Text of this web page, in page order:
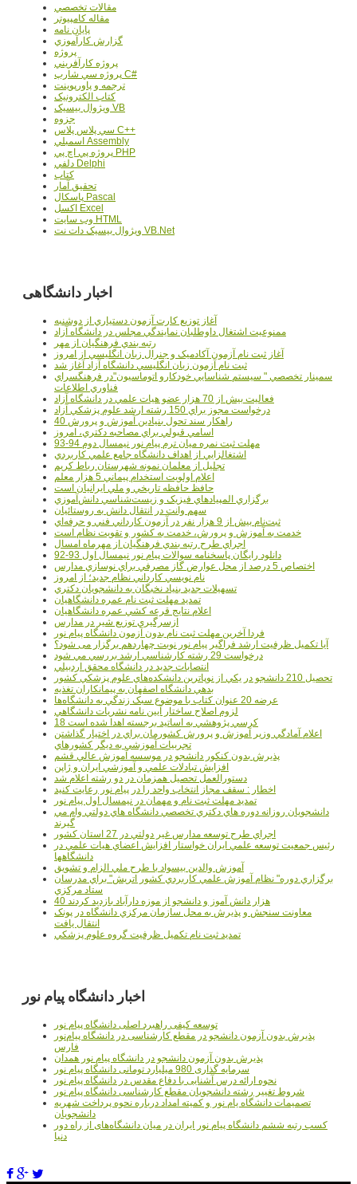
مقالات تخصصي
مقاله کامپیوتر
پایان نامه
گزارش کارآموزي
پروژه
پروژه کارآفريني
پروژه سي شارپ C#
ترجمه و پاورپوينت
کتاب الکترونيک
ويژوال بيسيک VB
جزوه
سي پلاس پلاس C++
اسمبلي Assembly
پروژه پي اچ پي PHP
دلفي Delphi
کتاب
تحقيق آمار
پاسکال Pascal
اکسل Excel
وب سايت HTML
ويژوال بيسيک دات نت VB.Net
اخبار دانشگاهی
آغاز توزيع کارت آزمون دستياري از دوشنبه
ممنوعيت اشتغال داوطلبان نمايندگي مجلس در دانشگاه آزاد
رتبه بندي فرهنگيان از مهر
آغاز ثبت نام آزمون آکادميک و جنرال زبان انگليسي از امروز
ثبت نام آزمون زبان انگليسي دانشگاه آزاد آغاز شد
سمينار تخصصي " سيستم شناسايي خودکارو اتوماسيون"در فرهنگسراي
فناوري اطلاعات
فعاليت بيش از 70 هزار عضو هيات علمي در دانشگاه آزاد
درخواست مجوز براي 150 رشته ارشد علوم پزشکي آزاد
40 راهکار سند تحول بنيادين آموزش و پرورش
اسامي قبولي براي مصاحبه دکتري، امروز
مهلت ثبت نمره میان ترم پیام نور نیمسال دوم 94-93
اشتغالزايي از اهداف دانشگاه جامع علمي کاربردي
تجليل از معلمان نمونه شهرستان رباط کريم
اعلام اولويت استخدام پيماني 5 هزار معلم
حافظ حافظه تاريخي و ملي ايرانيان است
برگزاري المپيادهاي فيزيک و زيست‌شناسي دانش‌آموزي
سهم وانت در انتقال دانش به روستائيان
ثبت‌نام بيش از 9 هزار نفر در آزمون کارداني فني و حرفه‌اي
خدمت به آموزش و پرورش، خدمت به کشور و تقويت نظام است
اجراي طرح رتبه بندي فرهنگيان از مهرماه امسال
دانلود رایگان پاسخنامه سوالات پیام نور نیمسال اول 93-92
اختصاص 5 درصد از محل عوارض گاز مصرفي براي نوسازي مدارس
نام نويسي کارداني نظام جديد؛ از امروز
تسهيلات جديد بنياد نخبگان به دانشجويان دکتري
تمديد مهلت ثبت نام عمره دانشگاهيان
اعلام نتايج قرعه کشي عمره دانشگاهيان
ازسرگيري توزيع شير در مدارس
فردا آخرین مهلت ثبت نام بدون آزمون دانشگاه پیام نور
آیا تکمیل ظرفیت ارشد فراگیر پیام نور نوبت چهاردهم برگزار می شود؟
درخواست 29 رشته کارشناسي ارشد بررسي مي شود
انتصابات جديد در دانشگاه محقق اردبيلي
تحصيل 210 دانشجو در يکي از نوپاترين دانشکده‌هاي علوم پزشکي کشور
بدهي دانشگاه اصفهان به پيمانکاران تغذيه
عرضه 20 عنوان کتاب با موضوع سبک زندگي به دانشگاه‌ها
لزوم اصلاح ساختار آيين نامه نشريات دانشگاهي
18 کرسي پژوهشي به اساتيد برجسته اهدا شده است
اعلام آمادگي وزير آموزش و پرورش کشورمان براي در اختيار گذاشتن
تجربيات آموزشي به ديگر کشورهاي
پذيرش بدون کنکور دانشجو در موسسه آموزش عالي قشم
افزايش تبادلات علمي و آموزشي ايران و ژاپن
دستورالعمل تحصیل همزمان در دو رشته اعلام شد
اخطار : سقف مجاز انتخاب واحد را در پیام نور رعایت کنید
تمدید مهلت ثبت نام و مهمان در نیمسال اول پیام نور
دانشجويان روزانه دوره هاي دكتري تخصصي دانشگاه هاي دولتي وام مي
گيرند
اجراي طرح توسعه مدارس غير دولتي در 27 استان کشور
رئيس جمعيت توسعه علمي ايران خواستار افزايش اعضاي هيات علمي در
دانشگاهها
آموزش والدين بيسواد با طرح ملي الزام و تشويق
برگزاري دوره" نظام آموزش علمي كاربردي كشور اتريش" براي مدرسان
ستاد مرکزي
40 هزار دانش آموز و دانشجو از موزه دارآباد بازديد کردند
معاونت سنجش و پذيرش به محل سازمان مرکزي دانشگاه در پونک
انتقال يافت
تمديد ثبت نام تکميل ظرفيت گروه علوم پزشکي
اخبار دانشگاه پیام نور
توسعه کیفی راهبرد اصلی دانشگاه پیام نور
پذیرش بدون آزمون دانشجو در مقطع کارشناسی در دانشگاه پیام‌نور
فارس
پذیرش بدون آزمون دانشجو در دانشگاه پیام نور همدان
سرمایه گذاری 980 میلیارد تومانی دانشگاه پیام نور
نحوه ارائه درس آشنایی با دفاع مقدس در دانشگاه پیام نور
شروط تغییر رشته دانشجویان مقطع کارشناسی دانشگاه پیام نور
تصمیمات دانشگاه یام نور و کمیته امداد درباره نحوه پرداخت شهریه
دانشجویان
کسب رتبه ششم دانشگاه پیام نور ایران در میان دانشگاه‌های از راه دور
دنیا